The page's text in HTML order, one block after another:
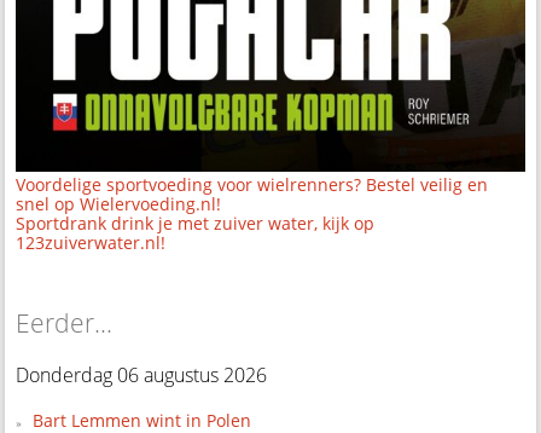
Voordelige sportvoeding voor wielrenners? Bestel veilig en
snel op Wielervoeding.nl!
Sportdrank drink je met zuiver water, kijk op
123zuiverwater.nl!
Eerder...
Donderdag 06 augustus 2026
Bart Lemmen wint in Polen